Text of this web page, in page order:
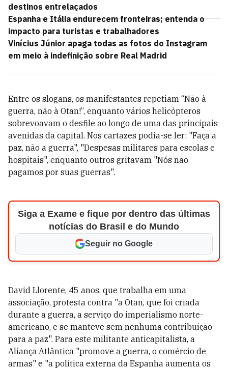
destinos entrelaçados
Espanha e Itália endurecem fronteiras; entenda o
impacto para turistas e trabalhadores
Vinícius Júnior apaga todas as fotos do Instagram
em meio à indefinição sobre Real Madrid
Entre os slogans, os manifestantes repetiam “Não à
guerra, não à Otan!”, enquanto vários helicópteros
sobrevoavam o desfile ao longo de uma das principais
avenidas da capital. Nos cartazes podia-se ler: "Faça a
paz, não a guerra", "Despesas militares para escolas e
hospitais", enquanto outros gritavam "Nós não
pagamos por suas guerras".
Siga a Exame e fique por dentro das últimas
notícias do Brasil e do Mundo
Seguir no Google
David Llorente, 45 anos, que trabalha em uma
associação, protesta contra "a Otan, que foi criada
durante a guerra, a serviço do imperialismo norte-
americano, e se manteve sem nenhuma contribuição
para a paz". Para este militante anticapitalista, a
Aliança Atlântica "promove a guerra, o comércio de
armas" e "a política externa da Espanha aumenta os